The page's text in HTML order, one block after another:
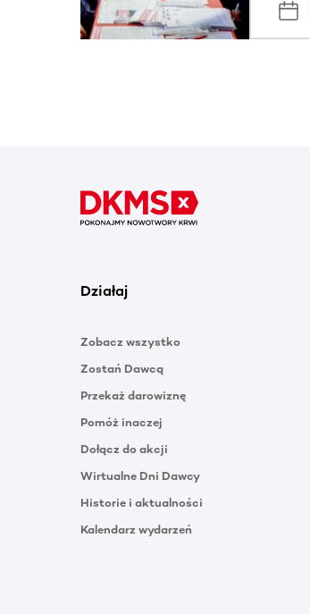
Działaj
Zobacz wszystko
Zostań Dawcą
Przekaż darowiznę
Pomóż inaczej
Dołącz do akcji
Wirtualne Dni Dawcy
Historie i aktualności
Kalendarz wydarzeń